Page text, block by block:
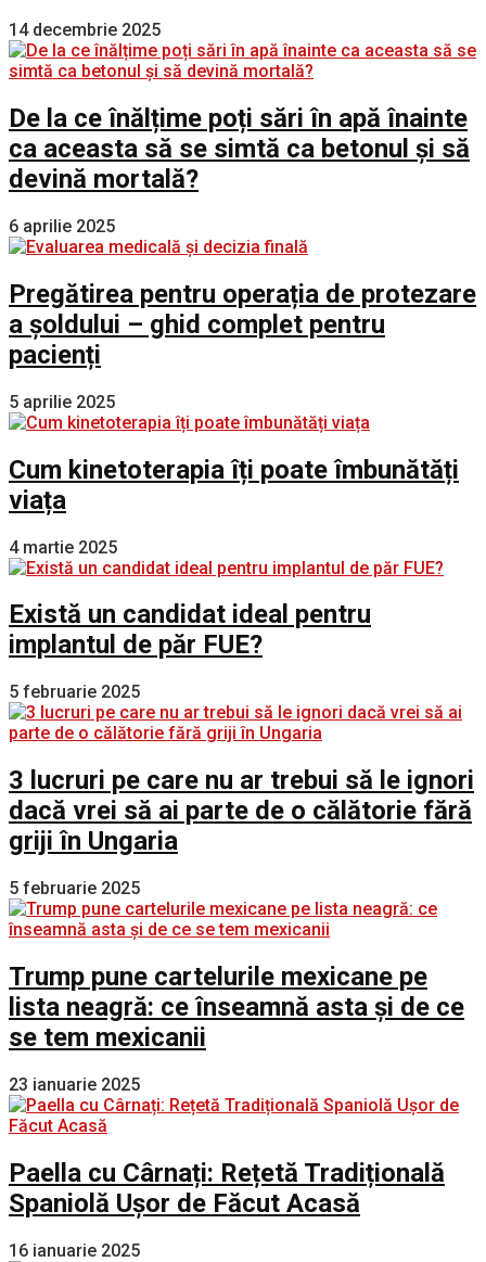
14 decembrie 2025
De la ce înălțime poți sări în apă înainte
ca aceasta să se simtă ca betonul și să
devină mortală?
6 aprilie 2025
Pregătirea pentru operația de protezare
a șoldului – ghid complet pentru
pacienți
5 aprilie 2025
Cum kinetoterapia îți poate îmbunătăți
viața
4 martie 2025
Există un candidat ideal pentru
implantul de păr FUE?
5 februarie 2025
3 lucruri pe care nu ar trebui să le ignori
dacă vrei să ai parte de o călătorie fără
griji în Ungaria
5 februarie 2025
Trump pune cartelurile mexicane pe
lista neagră: ce înseamnă asta și de ce
se tem mexicanii
23 ianuarie 2025
Paella cu Cârnați: Rețetă Tradițională
Spaniolă Ușor de Făcut Acasă
16 ianuarie 2025